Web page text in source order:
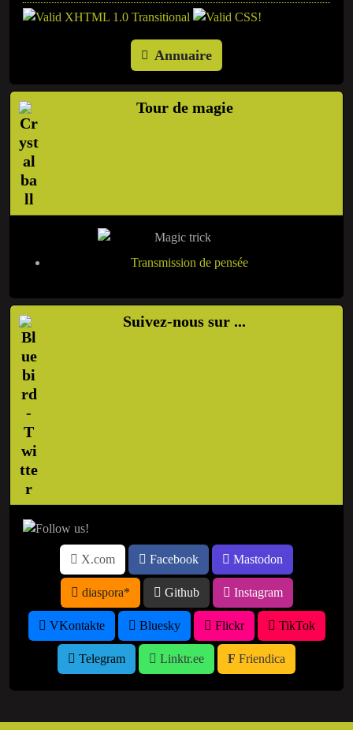
Annuaire
Tour de magie
Transmission de pensée
Suivez-nous sur ...
X.com Facebook Mastodon
diaspora* Github Instagram
VKontakte Bluesky Flickr TikTok
Telegram Linktr.ee Friendica